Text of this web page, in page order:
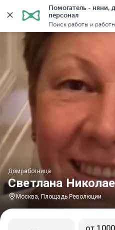
Помогатель - няни,
персонал
Поиск работы и
Главная Домработницы
Светлана
Домработница
Москва, Площадь Революции